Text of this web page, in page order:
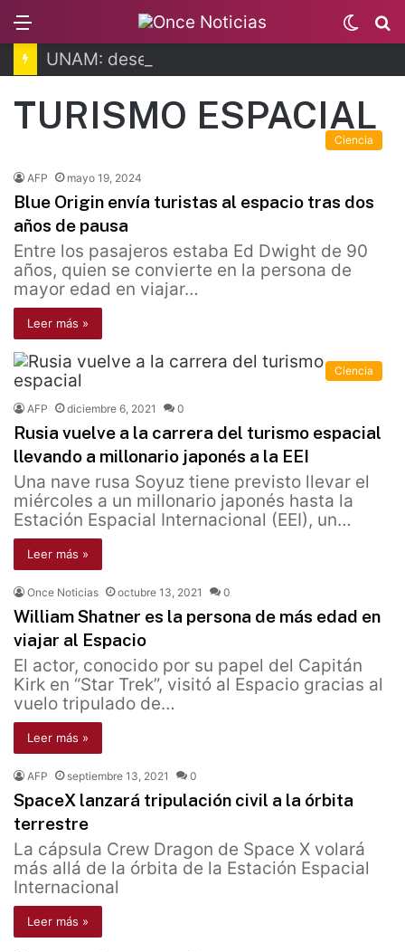
Switch
skin
TURISMO ESPACIAL
Ciencia
AFP mayo 19, 2024
Blue Origin envía turistas al espacio tras dos
años de pausa
Entre los pasajeros estaba Ed Dwight de 90
años, quien se convierte en la persona de
mayor edad en viajar…
Leer más »
Ciencia
AFP diciembre 6, 2021 0
Rusia vuelve a la carrera del turismo espacial
llevando a millonario japonés a la EEI
Una nave rusa Soyuz tiene previsto llevar el
miércoles a un millonario japonés hasta la
Estación Espacial Internacional (EEI), un…
Leer más »
Once Noticias octubre 13, 2021 0
William Shatner es la persona de más edad en
viajar al Espacio
El actor, conocido por su papel del Capitán
Kirk en “Star Trek”, visitó al Espacio gracias al
vuelo tripulado de…
Leer más »
AFP septiembre 13, 2021 0
SpaceX lanzará tripulación civil a la órbita
terrestre
La cápsula Crew Dragon de Space X volará
más allá de la órbita de la Estación Espacial
Internacional
Leer más »